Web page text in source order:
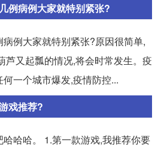
例病例大家就特别紧张?
例大家就特别紧张?原因很简单,
芦又起瓢的情况,将会时常发生。疫
一个城市爆发,疫情防控...
戏推荐?
哈哈。 1.第一款游戏,我推荐你要